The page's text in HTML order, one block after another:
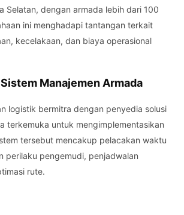
Selatan, dengan armada lebih dari 100
ini menghadapi tantangan terkait
kecelakaan, dan biaya operasional
Manajemen Armada
logistik bermitra dengan penyedia solusi
terkemuka untuk mengimplementasikan
tersebut mencakup pelacakan waktu
perilaku pengemudi, penjadwalan
rute.